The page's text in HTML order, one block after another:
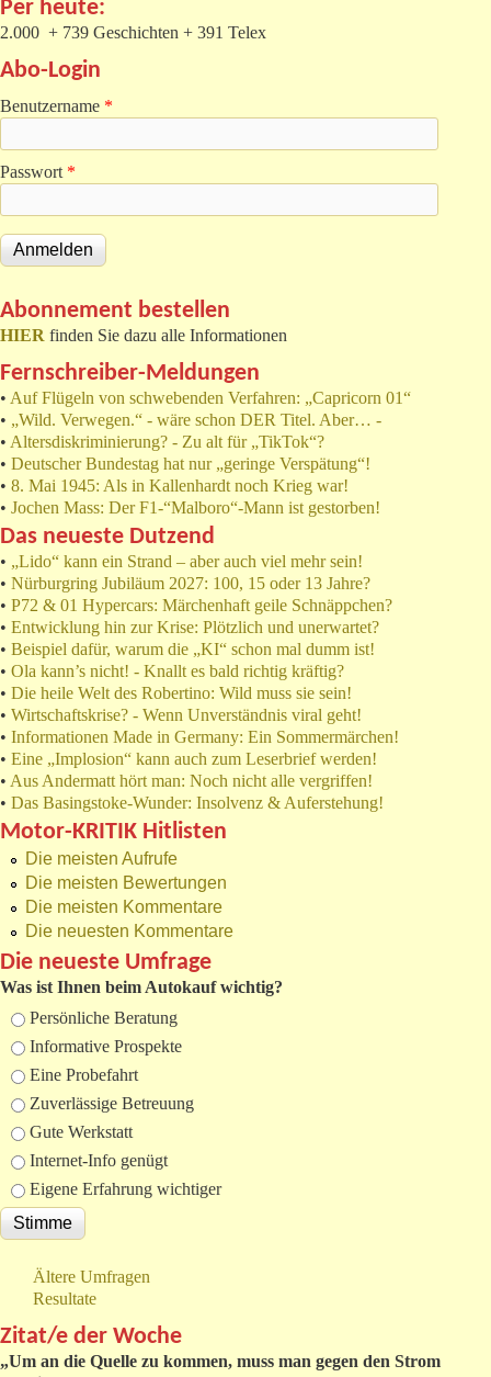
Per heute:
2.000 + 739 Geschichten + 391 Telex
Abo-Login
Benutzername *
Passwort *
Abonnement bestellen
HIER finden Sie dazu alle Informationen
Fernschreiber-Meldungen
• Auf Flügeln von schwebenden Verfahren: „Capricorn 01“
• „Wild. Verwegen.“ - wäre schon DER Titel. Aber… -
• Altersdiskriminierung? - Zu alt für „TikTok“?
• Deutscher Bundestag hat nur „geringe Verspätung“!
• 8. Mai 1945: Als in Kallenhardt noch Krieg war!
• Jochen Mass: Der F1-“Malboro“-Mann ist gestorben!
Das neueste Dutzend
• „Lido“ kann ein Strand – aber auch viel mehr sein!
• Nürburgring Jubiläum 2027: 100, 15 oder 13 Jahre?
• P72 & 01 Hypercars: Märchenhaft geile Schnäppchen?
• Entwicklung hin zur Krise: Plötzlich und unerwartet?
• Beispiel dafür, warum die „KI“ schon mal dumm ist!
• Ola kann’s nicht! - Knallt es bald richtig kräftig?
• Die heile Welt des Robertino: Wild muss sie sein!
• Wirtschaftskrise? - Wenn Unverständnis viral geht!
• Informationen Made in Germany: Ein Sommermärchen!
• Eine „Implosion“ kann auch zum Leserbrief werden!
• Aus Andermatt hört man: Noch nicht alle vergriffen!
• Das Basingstoke-Wunder: Insolvenz & Auferstehung!
Motor-KRITIK Hitlisten
Die meisten Aufrufe
Die meisten Bewertungen
Die meisten Kommentare
Die neuesten Kommentare
Die neueste Umfrage
Was ist Ihnen beim Autokauf wichtig?
Auswahlmöglichkeiten
Persönliche Beratung
Informative Prospekte
Eine Probefahrt
Zuverlässige Betreuung
Gute Werkstatt
Internet-Info genügt
Eigene Erfahrung wichtiger
Ältere Umfragen
Resultate
Zitat/e der Woche
„Um an die Quelle zu kommen, muss man gegen den Strom